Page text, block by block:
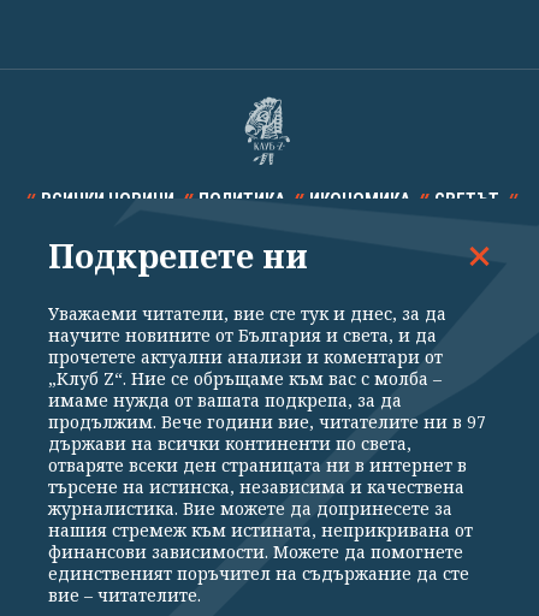
ВСИЧКИ НОВИНИ ПОЛИТИКА ИКОНОМИКА СВЕТЪТ
СПОРТ КУЛТУРА ТЕХНОЛОГИИ КАЛЕЙДОСКОП
Общи условия
Политика за поверителност
Реклама
Партньори Контакти
За Клуб Z
Екип
Подкрепете ни
Издател на www.clubz.bg е „Клуб Зебра Медия“ ЕООД, София, ул. "Алеко
Константинов" 3. Всички права запазени 2026 „Клуб Зебра Медия“
Подкрепете ни
Уважаеми читатели, вие сте тук и днес, за да
научите новините от България и света, и да
прочетете актуални анализи и коментари от
„Клуб Z“. Ние се обръщаме към вас с молба –
имаме нужда от вашата подкрепа, за да
продължим. Вече години вие, читателите ни в 97
държави на всички континенти по света,
отваряте всеки ден страницата ни в интернет в
търсене на истинска, независима и качествена
журналистика. Вие можете да допринесете за
нашия стремеж към истината, неприкривана от
финансови зависимости. Можете да помогнете
единственият поръчител на съдържание да сте
вие – читателите.